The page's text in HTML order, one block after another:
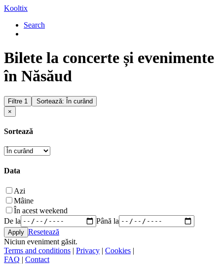
Kooltix
Search
Bilete la concerte și evenimente
în Năsăud
Filtre 1
Sortează: În curând
×
Sortează
Data
Azi
Mâine
În acest weekend
De la
Până la
Resetează
Niciun eveniment găsit.
Terms and conditions | Privacy | Cookies |
FAQ | Contact